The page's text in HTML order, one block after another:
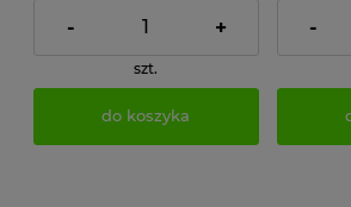
- +
szt.
do koszyka
-